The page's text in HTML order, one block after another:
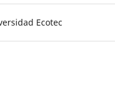
Ecotec